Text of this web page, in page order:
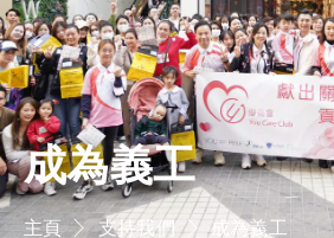
成為義工
主頁 支持我們 成為義工